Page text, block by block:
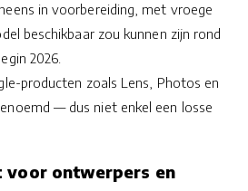
in voorbereiding, met vroege
beschikbaar zou kunnen zijn rond
2026.
producten zoals Lens, Photos en
— dus niet enkel een losse
ontwerpers en